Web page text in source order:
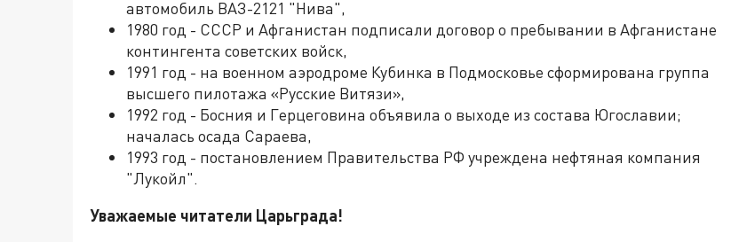
автомобиль ВАЗ-2121 "Нива",
1980 год - СССР и Афганистан подписали договор о пребывании в Афганистане
контингента советских войск,
1991 год - на военном аэродроме Кубинка в Подмосковье сформирована группа
высшего пилотажа «Русские Витязи»,
1992 год - Босния и Герцеговина объявила о выходе из состава Югославии;
началась осада Сараева,
1993 год - постановлением Правительства РФ учреждена нефтяная компания
"Лукойл".
Уважаемые читатели Царьграда!